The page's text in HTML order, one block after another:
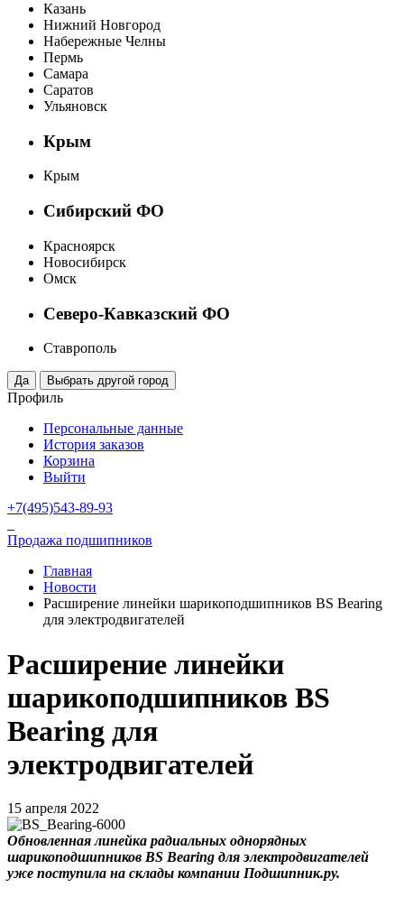
Казань
Нижний Новгород
Набережные Челны
Пермь
Самара
Саратов
Ульяновск
Крым
Крым
Сибирский ФО
Красноярск
Новосибирск
Омск
Северо-Кавказский ФО
Ставрополь
Профиль
Персональные данные
История заказов
Корзина
Выйти
+7(495)543-89-93
Продажа подшипников
Главная
Новости
Расширение линейки шарикоподшипников BS Bearing
для электродвигателей
Расширение линейки
шарикоподшипников BS
Bearing для
электродвигателей
15 апреля 2022
Обновленная линейка радиальных однорядных
шарикоподшипников BS Bearing для электродвигателей
уже поступила на склады компании Подшипник.ру.